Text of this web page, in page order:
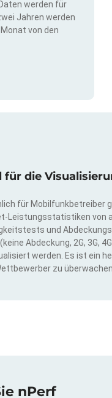
Daten werden für
Jahren werden
von den
für die
für Mobilfunkbetreiber
Leistungsstatistiken von
und
Abdeckung, 2G, 3G,
werden. Es ist ein
zu
nPerf